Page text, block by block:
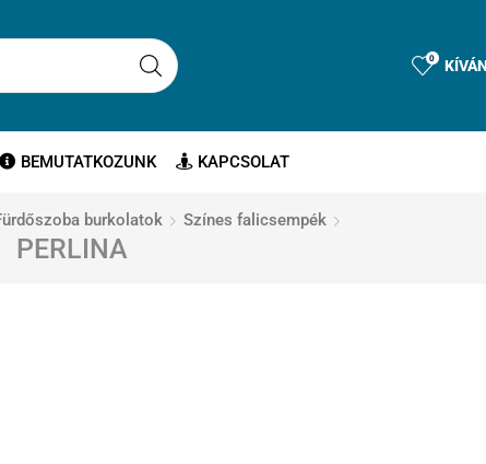
0
BEMUTATKOZUNK KAPCSOLAT
burkolatok Színes falicsempék
PERLINA